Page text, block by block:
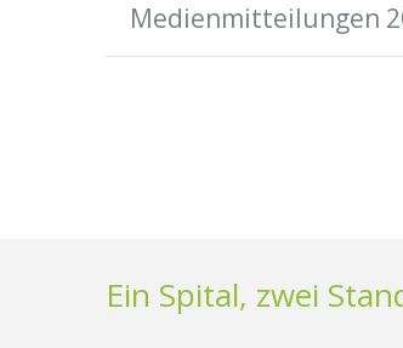
Medienmitteilungen
Ein Spital, zwei